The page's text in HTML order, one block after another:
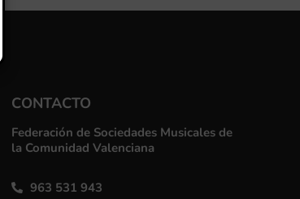
CONTACTO
Federación de Sociedades Musicales de
la Comunidad Valenciana
963 531 943